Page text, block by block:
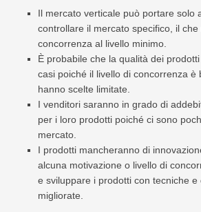
Il mercato verticale può portare solo
controllare il mercato specifico, il che
concorrenza al livello minimo.
È probabile che la qualità dei
casi poiché il livello di concorrenza è
hanno scelte limitate.
I venditori saranno in grado di
per i loro prodotti poiché ci sono
mercato.
I prodotti mancheranno di
alcuna motivazione o livello di
e sviluppare i prodotti con tecniche e
migliorate.